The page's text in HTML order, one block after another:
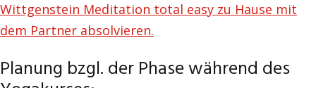
Wittgenstein Meditation total easy zu Hause mit
dem Partner absolvieren.
Planung bzgl. der Phase während des